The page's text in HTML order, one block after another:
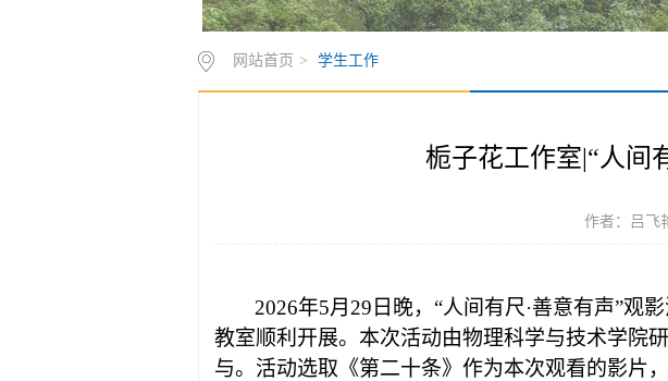
网站首页 > 学生工作
栀子花工作室|“人间
作者：吕飞
2026年5月29日晚，“人间有尺·善意有声”观
教室顺利开展。本次活动由物理科学与技术学院
与。活动选取《第二十条》作为本次观看的影片，